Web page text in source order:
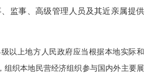
监事、高级管理人员及其近亲属提供
以上地方人民政府应当根据本地实际和
组织本地民营经济组织参与国内外主要展